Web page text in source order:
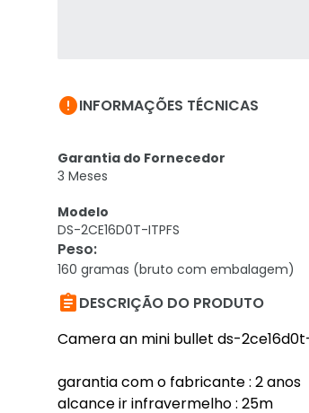
INFORMAÇÕES TÉCNICAS
Garantia do Fornecedor
3 Meses
Modelo
DS-2CE16D0T-ITPFS
Peso:
160 gramas (bruto com embalagem)
DESCRIÇÃO DO PRODUTO
Camera an mini bullet ds-
garantia com o fabricante : 2 anos
alcance ir infravermelho : 25m